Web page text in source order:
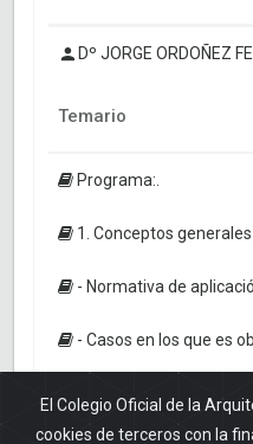
Dº JORGE ORDOÑEZ
Temario
Programa:.
1. Conceptos
- Normativa de
- Casos en los que es
El Colegio Oficial de la
cookies de terceros con la